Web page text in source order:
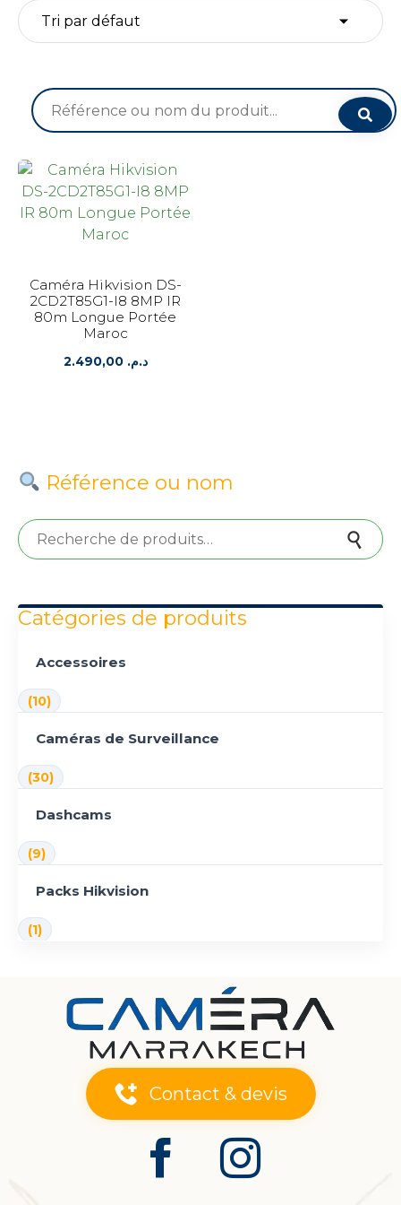
Recherche
pour :
Caméra Hikvision DS-
2CD2T85G1-I8 8MP IR
80m Longue Portée
Maroc
د.م. 2.490,00
Référence ou nom
Recherche pour :
Catégories de produits
Accessoires
(10)
Caméras de Surveillance
(30)
Dashcams
(9)
Packs Hikvision
(1)
Contact & devis